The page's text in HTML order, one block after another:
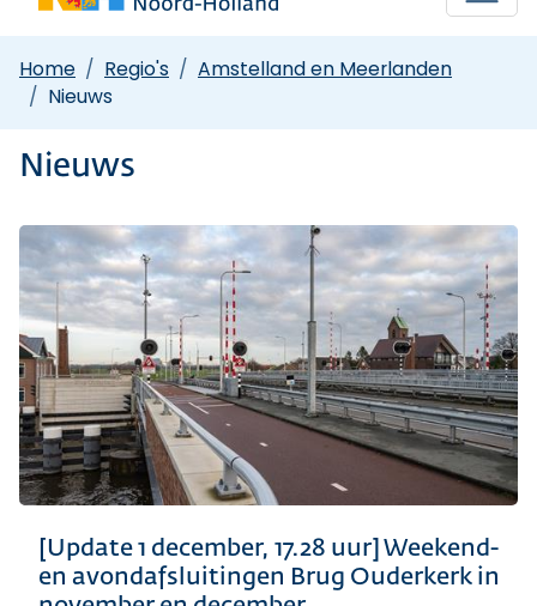
Home Regio's
Amstelland en Meerlanden
Nieuws
Nieuws
[Update 1 december, 17.28 uur] Weekend-
en avondafsluitingen Brug Ouderkerk in